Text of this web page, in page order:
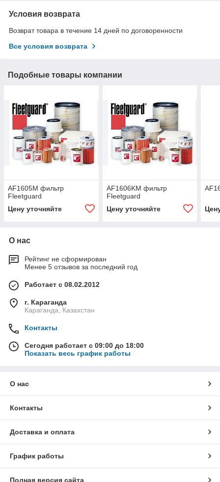
Условия возврата
Возврат товара в течение 14 дней по договоренности
Все условия возврата
Подобные товары компании
AF1605M фильтр
Fleetguard
Цену уточняйте
AF1606KM фильтр
Fleetguard
Цену уточняйте
О нас
Рейтинг не сформирован
Менее 5 отзывов за последний год
Работает с 08.02.2012
г. Караганда
Караганда, Казахстан
Контакты
Сегодня работает с 09:00 до 18:00
Показать весь график работы
О нас
Контакты
Доставка и оплата
График работы
Полная версия сайта